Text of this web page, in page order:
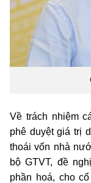
Về trách nhiệm
phê duyệt giá trị
thoái vốn nhà
bộ GTVT, đề
phần hoá, cho